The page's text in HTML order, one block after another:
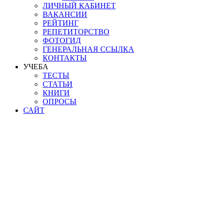
ЛИЧНЫЙ КАБИНЕТ
ВАКАНСИИ
РЕЙТИНГ
РЕПЕТИТОРСТВО
ФОТОГИД
ГЕНЕРАЛЬНАЯ ССЫЛКА
КОНТАКТЫ
УЧЕБА
ТЕСТЫ
СТАТЬИ
КНИГИ
ОПРОСЫ
САЙТ